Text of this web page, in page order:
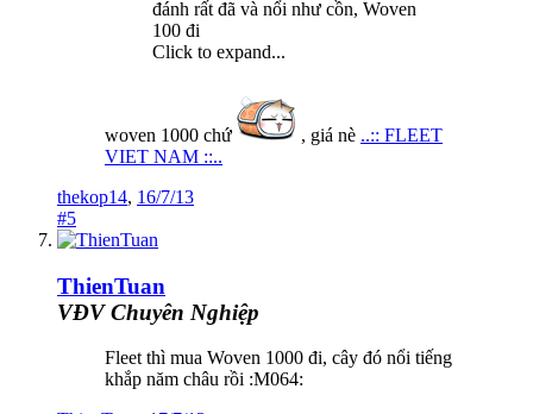
đánh rất đã và nổi như cồn, Woven
100 đi
Click to expand...
woven 1000 chứ , giá nè ..:: FLEET
VIET NAM ::..
thekop14, 16/7/13
#5
ThienTuan
VĐV Chuyên Nghiệp
Fleet thì mua Woven 1000 đi, cây đó nổi tiếng
khắp năm châu rồi :M064: